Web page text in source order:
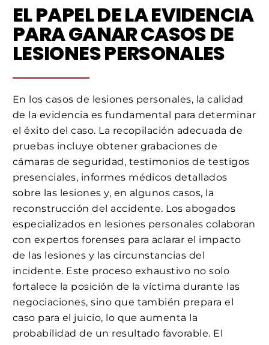
EL PAPEL DE LA EVIDENCIA
PARA GANAR CASOS DE
LESIONES PERSONALES
En los casos de lesiones personales, la calidad
de la evidencia es fundamental para determinar
el éxito del caso. La recopilación adecuada de
pruebas incluye obtener grabaciones de
cámaras de seguridad, testimonios de testigos
presenciales, informes médicos detallados
sobre las lesiones y, en algunos casos, la
reconstrucción del accidente. Los abogados
especializados en lesiones personales colaboran
con expertos forenses para aclarar el impacto
de las lesiones y las circunstancias del
incidente. Este proceso exhaustivo no solo
fortalece la posición de la víctima durante las
negociaciones, sino que también prepara el
caso para el juicio, lo que aumenta la
probabilidad de un resultado favorable. El